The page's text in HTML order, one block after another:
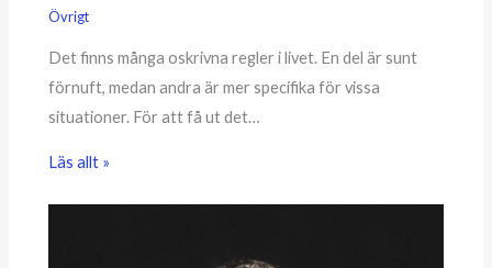
Övrigt
Det finns många oskrivna regler i livet. En del är sunt
förnuft, medan andra är mer specifika för vissa
situationer. För att få ut det…
Läs allt »